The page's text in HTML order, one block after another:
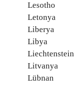
Lesotho
Letonya
Liberya
Libya
Liechtenstein
Litvanya
Lübnan